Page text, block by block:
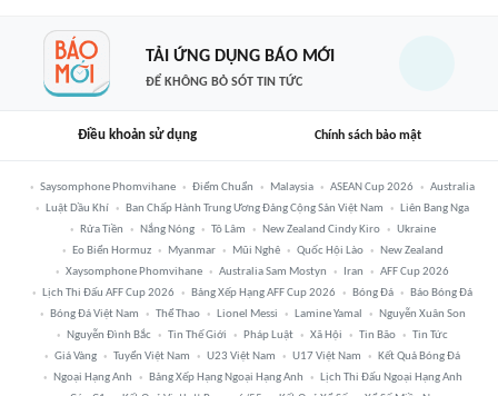
TẢI ỨNG DỤNG BÁO MỚI
ĐỂ KHÔNG BỎ SÓT TIN TỨC
Điều khoản sử dụng Chính sách bảo mật
Saysomphone Phomvihane Điểm Chuẩn Malaysia ASEAN Cup 2026
Australia
Luật Dầu Khí
Ban Chấp Hành Trung Ương Đảng Cộng Sản Việt Nam
Liên Bang Nga
Rửa Tiền
Nắng Nóng Tô Lâm New Zealand Cindy Kiro
Ukraine
Eo Biển Hormuz
Myanmar Mũi Nghê Quốc Hội Lào
New Zealand
Xaysomphone Phomvihane
Australia Sam Mostyn Iran
AFF Cup 2026
Lịch Thi Đấu AFF Cup 2026
Bảng Xếp Hạng AFF Cup 2026 Bóng Đá
Báo Bóng Đá
Bóng Đá Việt Nam
Thể Thao Lionel Messi Lamine Yamal
Nguyễn Xuân Son
Nguyễn Đình Bắc
Tin Thế Giới Pháp Luật Xã Hội Tin Bão
Tin Tức
Giá Vàng
Tuyển Việt Nam U23 Việt Nam U17 Việt Nam
Kết Quả Bóng Đá
Ngoại Hạng Anh
Bảng Xếp Hạng Ngoại Hạng Anh
Lịch Thi Đấu Ngoại Hạng Anh